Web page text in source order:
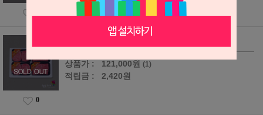
오메가3 숙성한우 [실속세트]
상품가 : 121,000원 (1)
적립금 : 2,420원
0